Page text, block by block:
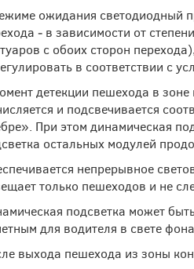
ожидания светодиодный
‒ в зависимости от
с обоих сторон
в соответствии с
детекции пешехода в
и подсвечивается
При этом динамическая
остальных модулей
непрерывное
только пешеходов и не
подсветка может
для водителя в свете
выхода пешехода из зоны